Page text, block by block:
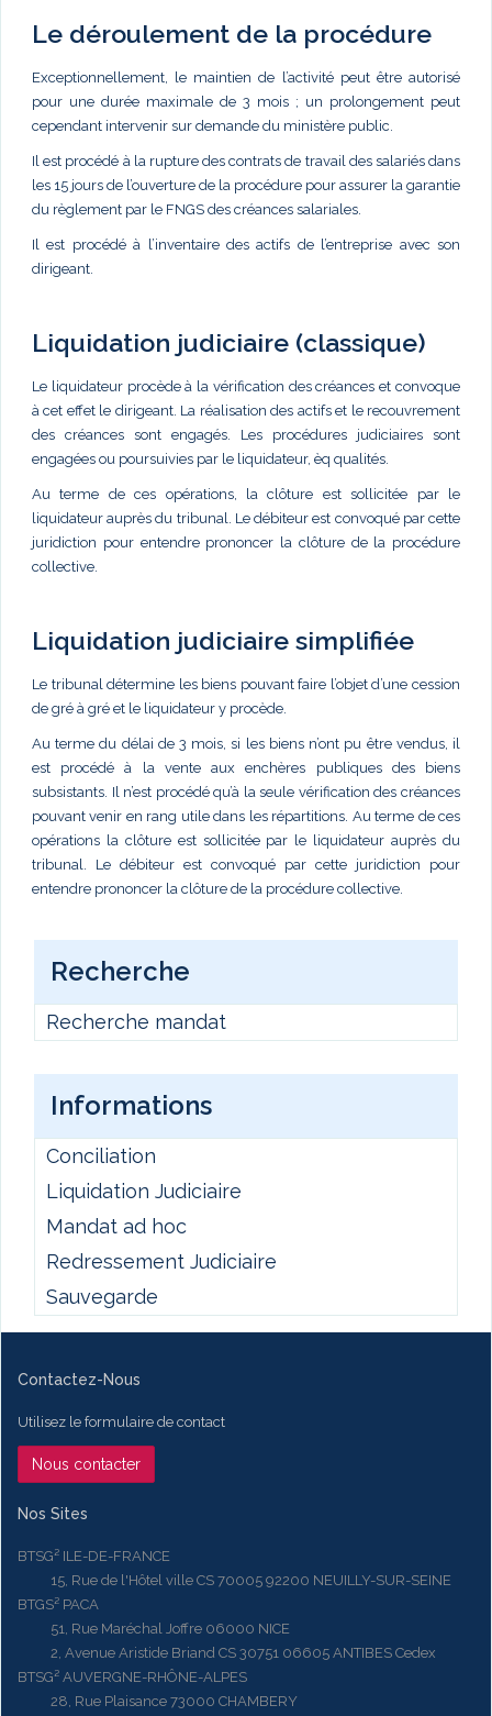
Le déroulement de la procédure
Exceptionnellement, le maintien de l’activité peut être autorisé
pour une durée maximale de 3 mois ; un prolongement peut
cependant intervenir sur demande du ministère public.
Il est procédé à la rupture des contrats de travail des salariés dans
les 15 jours de l’ouverture de la procédure pour assurer la garantie
du règlement par le FNGS des créances salariales.
Il est procédé à l’inventaire des actifs de l’entreprise avec son
dirigeant.
Liquidation judiciaire (classique)
Le liquidateur procède à la vérification des créances et convoque
à cet effet le dirigeant. La réalisation des actifs et le recouvrement
des créances sont engagés. Les procédures judiciaires sont
engagées ou poursuivies par le liquidateur, èq qualités.
Au terme de ces opérations, la clôture est sollicitée par le
liquidateur auprès du tribunal. Le débiteur est convoqué par cette
juridiction pour entendre prononcer la clôture de la procédure
collective.
Liquidation judiciaire simplifiée
Le tribunal détermine les biens pouvant faire l’objet d’une cession
de gré à gré et le liquidateur y procède.
Au terme du délai de 3 mois, si les biens n’ont pu être vendus, il
est procédé à la vente aux enchères publiques des biens
subsistants. Il n’est procédé qu’à la seule vérification des créances
pouvant venir en rang utile dans les répartitions. Au terme de ces
opérations la clôture est sollicitée par le liquidateur auprès du
tribunal. Le débiteur est convoqué par cette juridiction pour
entendre prononcer la clôture de la procédure collective.
Recherche
Recherche mandat
Informations
Conciliation
Liquidation Judiciaire
Mandat ad hoc
Redressement Judiciaire
Sauvegarde
Contactez-Nous
Utilisez le formulaire de contact
Nous contacter
Nos Sites
BTSG² ILE-DE-FRANCE
15, Rue de l'Hôtel ville CS 70005 92200 NEUILLY-SUR-SEINE
BTGS² PACA
51, Rue Maréchal Joffre 06000 NICE
2, Avenue Aristide Briand CS 30751 06605 ANTIBES Cedex
BTSG² AUVERGNE-RHÔNE-ALPES
28, Rue Plaisance 73000 CHAMBERY